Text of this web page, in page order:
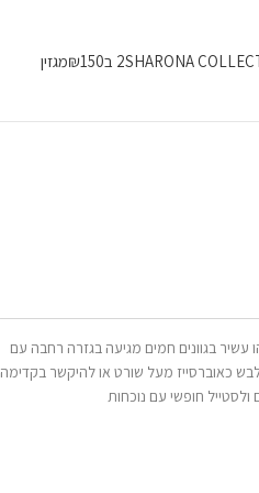
SHARONA2 ב₪150 מגזין
בגוונים חמים מגיעה בגזרה רחבה עם
כאוברסייז מעל שורט או להיקשר בקדימה
חופשי עם נוכחות